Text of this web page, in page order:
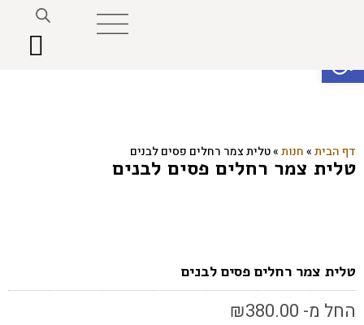
דף הבית»חנות»טלית צמר רחלים פסים לבנים
טלית צמר רחלים פסים לבנים
טלית צמר רחלים פסים לבנים
החל מ- ₪380.00